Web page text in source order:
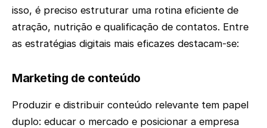
isso, é preciso estruturar uma rotina eficiente de
atração, nutrição e qualificação de contatos. Entre
as estratégias digitais mais eficazes destacam-se:
Marketing de conteúdo
Produzir e distribuir conteúdo relevante tem papel
duplo: educar o mercado e posicionar a empresa